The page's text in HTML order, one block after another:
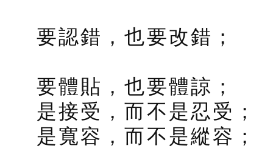
要認錯，也要改錯；
要體貼，也要體諒；
是接受，而不是忍受；
是寬容，而不是縱容；